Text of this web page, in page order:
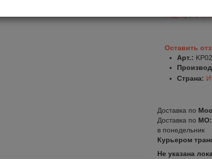
Оставить
Арт.:
Страна:
Доставка по
Доставка по МО:
в понедельник
Курьером
Не указана